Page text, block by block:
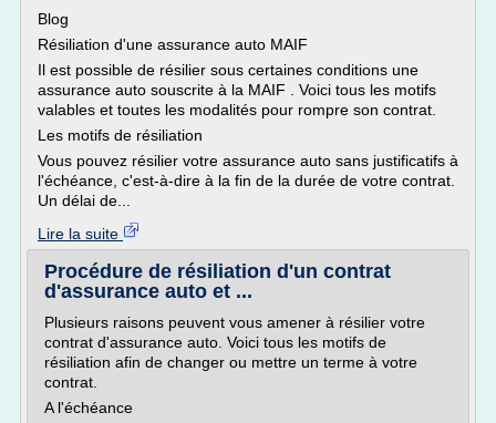
Blog
Résiliation d'une assurance auto MAIF
Il est possible de résilier sous certaines conditions une
assurance auto souscrite à la MAIF . Voici tous les motifs
valables et toutes les modalités pour rompre son contrat.
Les motifs de résiliation
Vous pouvez résilier votre assurance auto sans justificatifs à
l'échéance, c'est-à-dire à la fin de la durée de votre contrat.
Un délai de...
Lire la suite
Procédure de résiliation d'un contrat
d'assurance auto et ...
Plusieurs raisons peuvent vous amener à résilier votre
contrat d'assurance auto. Voici tous les motifs de
résiliation afin de changer ou mettre un terme à votre
contrat.
A l'échéance